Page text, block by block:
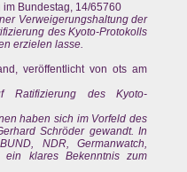
im Bundestag, 14/65760
Verweigerungshaltung der
des Kyoto-Protokolls
erzielen lasse.
veröffentlicht von ots am
Ratifizierung des Kyoto-
haben sich im Vorfeld des
Schröder gewandt. In
NDR, Germanwatch,
ein klares Bekenntnis zum